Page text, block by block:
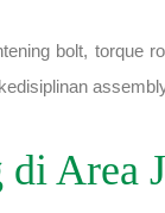
bolt,
Area